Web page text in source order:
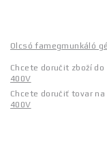
Olcsó famegmunkáló
Chcete doručit zboží
400V
Chcete doručiť tovar
400V